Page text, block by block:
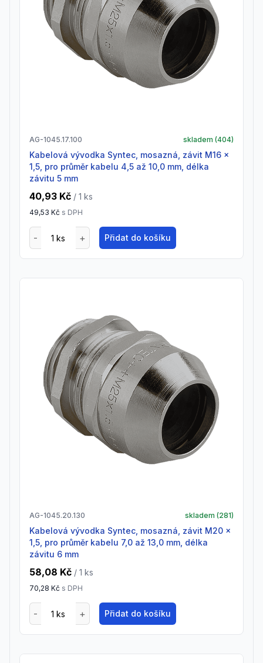
AG-1045.17.100 skladem (404)
Kabelová vývodka Syntec, mosazná, závit M16 x
1,5, pro průměr kabelu 4,5 až 10,0 mm, délka
závitu 5 mm
40,93 Kč / 1 ks
49,53 Kč s DPH
Přidat do košíku
AG-1045.20.130 skladem (281)
Kabelová vývodka Syntec, mosazná, závit M20 x
1,5, pro průměr kabelu 7,0 až 13,0 mm, délka
závitu 6 mm
58,08 Kč / 1 ks
70,28 Kč s DPH
Přidat do košíku